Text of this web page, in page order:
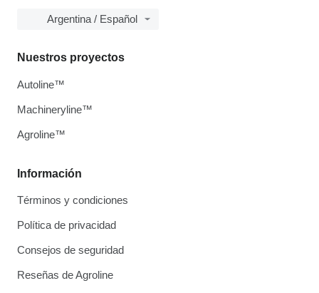
Argentina / Español
Información
Términos y condiciones
Política de privacidad
Consejos de seguridad
Reseñas de Agroline
Nuestros proyectos
Autoline™
Machineryline™
Agroline™